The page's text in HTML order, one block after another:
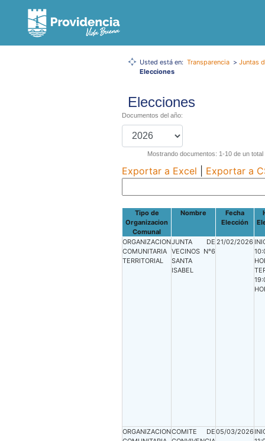
Usted está en: Transparencia > Juntas
Elecciones
Elecciones
Documentos del año:
Mostrando documentos: 1-10 de un total
Exportar a Excel Exportar a
Tipo de
Organizacion
Comunal
Nombre
Fecha
Elección
ORGANIZACION
COMUNITARIA
TERRITORIAL
JUNTA DE
VECINOS N°6
SANTA
ISABEL
21/02/2026
ORGANIZACIONCOMITE DE05/03/2026